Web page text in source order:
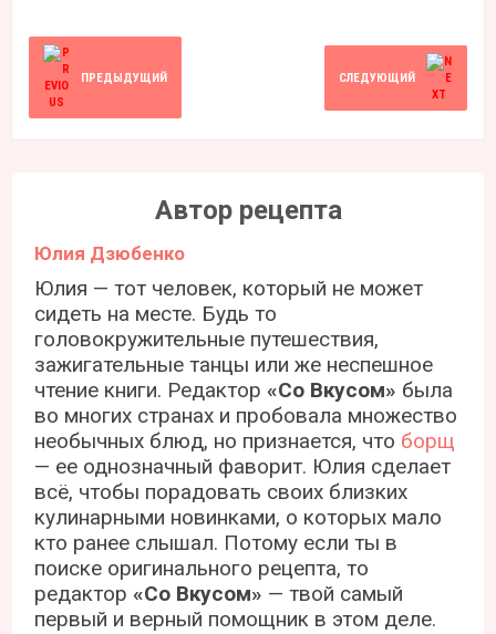
ПРЕДЫДУЩИЙ СЛЕДУЮЩИЙ
Автор рецепта
Юлия Дзюбенко
Юлия — тот человек, который не может
сидеть на месте. Будь то
головокружительные путешествия,
зажигательные танцы или же неспешное
чтение книги. Редактор«Со Вкусом» была
во многих странах и пробовала множество
необычных блюд, но признается, что борщ
— ее однозначный фаворит. Юлия сделает
всё, чтобы порадовать своих близких
кулинарными новинками, о которых мало
кто ранее слышал. Потому если ты в
поиске оригинального рецепта, то
редактор«Со Вкусом» — твой самый
первый и верный помощник в этом деле.